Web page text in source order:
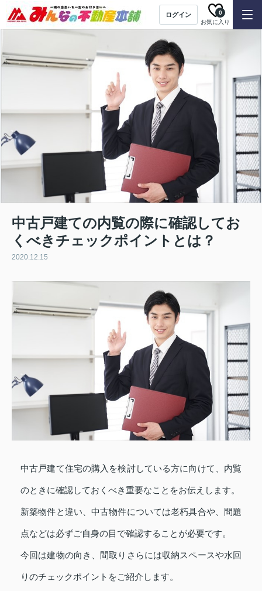
ログイン
お気に入り
0
中古戸建ての内覧の際に確認してお
くべきチェックポイントとは？
2020.12.15
中古戸建て住宅の購入を検討している方に向けて、内覧
のときに確認しておくべき重要なことをお伝えします。
新築物件と違い、中古物件については老朽具合や、問題
点などは必ずご自身の目で確認することが必要です。
今回は建物の向き、間取りさらには収納スペースや水回
りのチェックポイントをご紹介します。